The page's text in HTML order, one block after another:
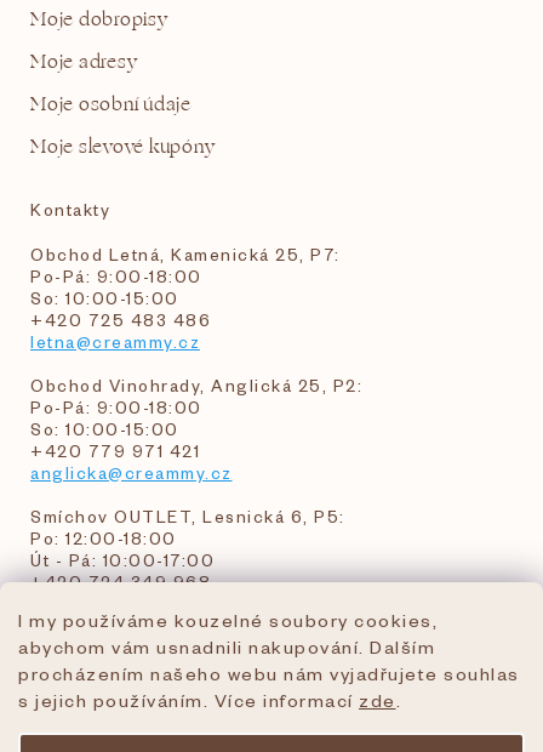
I my používáme kouzelné soubory cookies,
abychom vám usnadnili nakupování. Dalším
procházením našeho webu nám vyjadřujete souhlas
s jejich používáním. Více informací zde
Moje dobropisy
Moje adresy
Moje osobní údaje
Moje slevové kupóny
Kontakty
Obchod Letná, Kamenická 25, P7:
Po-Pá: 9:00-18:00
So: 10:00-15:00
+420 725 483 486
letna@creammy.cz
Obchod Vinohrady, Anglická 25, P2:
Po-Pá: 9:00-18:00
So: 10:00-15:00
+420 779 971 421
anglicka@creammy.cz
Smíchov OUTLET, Lesnická 6, P5:
Po: 12:00-18:00
Út - Pá: 10:00-17:00
+420 724 349 968
objednavky@creammy.cz
tel:+420 724 349 968